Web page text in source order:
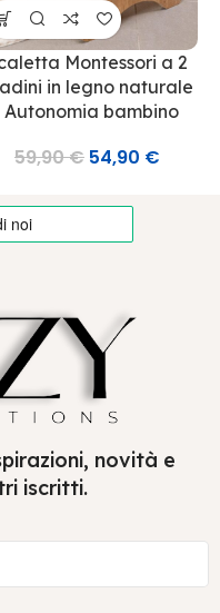
Montessori a 2
in legno naturale
Autonomia bambino
59,90€ 54,90 €
novità e
iscritti.